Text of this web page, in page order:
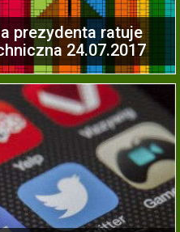
prezydenta ratuje
24.07.2017